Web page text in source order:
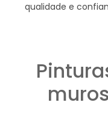
qualidade e